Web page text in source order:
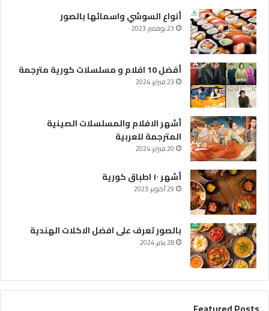
أنواع السوشي واسمائها بالصور
23 نوفمبر، 2023
أفضل 10 افلام و مسلسلات كورية مترجمة
23 فبراير، 2024
أشهر الافلام والمسلسلات الصينية
المترجمة للعربية
20 فبراير، 2024
أشهر ١٠ اطباق كورية
29 أكتوبر، 2023
بالصور تعرف على افضل الاكلات الهندية
28 يناير، 2024